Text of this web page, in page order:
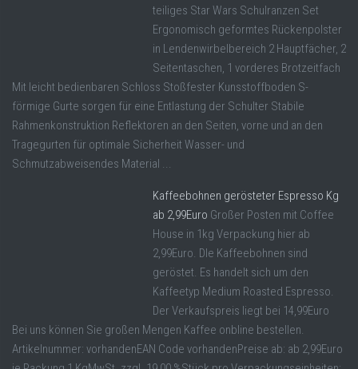
teiliges Star Wars Schulranzen Set
Ergonomisch geformtes Rückenpolster
in Lendenwirbelbereich 2 Hauptfächer, 2
Seitentaschen, 1 vorderes Brotzeitfach
Mit leicht bedienbaren Schloss Stoßfester Kunsstoffboden S-
förmige Gurte sorgen für eine Entlastung der Schulter Stabile
Rahmenkonstruktion Reflektoren an den Seiten, vorne und an den
Tragegurten für optimale Sicherheit Wasser- und
Schmutzabweisendes Material ...
Kaffeebohnen gerösteter Espresso Kg
ab 2,99Euro Großer Posten mit Coffee
House in 1kg Verpackung hier ab
2,99Euro. DIe Kaffeebohnen sind
geröstet. Es handelt sich um den
Kaffeetyp Medium Roasted Espresso.
Der Verkaufspreis liegt bei 14,99Euro
Bei uns können Sie großen Mengen Kaffee onbline bestellen.
Artikelnummer: vorhandenEAN Code vorhandenPreise ab: ab 2,99Euro